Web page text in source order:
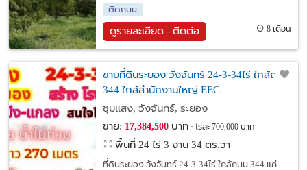
ติดถนน
ดูรายละเอียด - ติดต่อ 8 เดือน
ขายที่ดินระยอง วังจันทร์ 24-3-34ไร่ ใกล้ถนน
344 ใกล้สำนักงานใหญ่ EEC
ชุมแสง, วังจันทร์, ระยอง
ขาย: 17,384,500บาท ไร่ละ 700,000 บาท
พื้นที่ 24 ไร่ 3 งาน 34 ตร.วา
ที่ดินระยอง วังจันทร์ 24-3-34ไร่ ใกล้ถนน 344 แค่